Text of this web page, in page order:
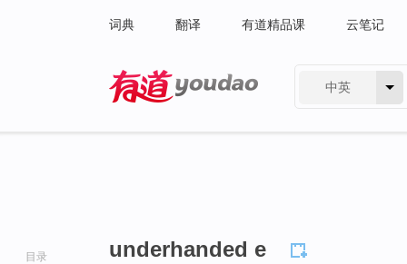
词典 翻译 有道精品课 云笔记
中英
目录 underhanded e